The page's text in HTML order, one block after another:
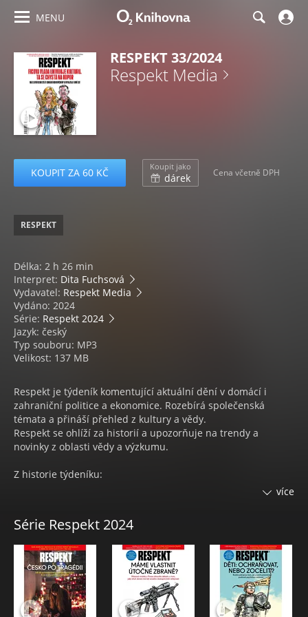
MENU
RESPEKT 33/2024
Respekt Media
KOUPIT ZA 60 KČ Koupit jako
dárek Cena včetně DPH
RESPEKT
Délka: 2 h 26 min
Interpret: Dita Fuchsová
Vydavatel: Respekt Media
Vydáno: 2024
Série: Respekt 2024
Jazyk: český
Typ souboru: MP3
Velikost: 137 MB
Respekt je týdeník komentující aktuální dění v domácí i
zahraniční politice a ekonomice. Rozebírá společenská
témata a přináší přehled z kultury a vědy.
Respekt se ohlíží za historií a upozorňuje na trendy a
novinky z oblasti vědy a výzkumu.
Z historie týdeníku:
Od roku 2007, kdy Respekt prošel kompletní proměnou z
zvítězil v kategorii Obálka roku. Získal i prestižní novinářská
ocenění: Cenu Ferdinanda Peroutky, Cenu Karla Havlíčka
Borovského a cenu Toma Stopparda.
Na stránky Respektu přispívá řada významných osobností z
různých oblastí lidské činnosti.
více
Série Respekt 2024